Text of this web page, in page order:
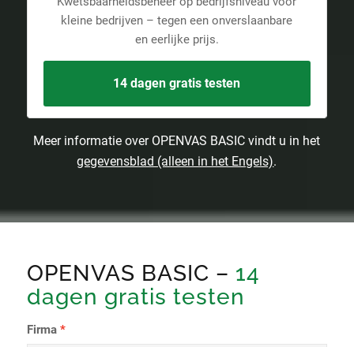
kleine bedrijven – tegen een onverslaanbare
en eerlijke prijs.
14 dagen gratis testen
Meer informatie over OPENVAS BASIC vindt u in het
gegevensblad (alleen in het Engels).
OPENVAS BASIC – 14
dagen gratis testen
Firma